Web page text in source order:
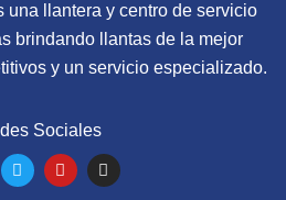
una llantera y centro de servicio
brindando llantas de la mejor
y un servicio especializado.
Sociales
T
w
Y
o
I
n